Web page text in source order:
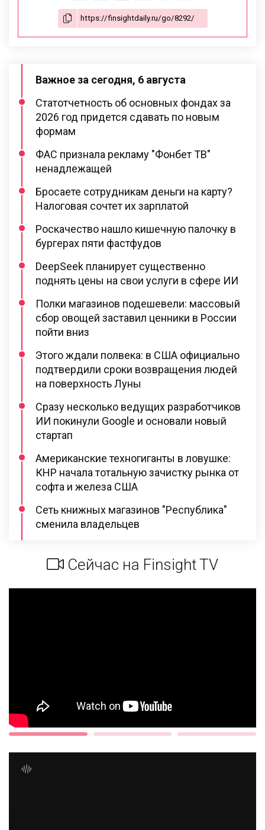
Важное за сегодня, 6 августа
Статотчетность об основных фондах за
2026 год придется сдавать по новым
формам
ФАС признала рекламу "Фонбет ТВ"
ненадлежащей
Бросаете сотрудникам деньги на карту?
Налоговая сочтет их зарплатой
Роскачество нашло кишечную палочку в
бургерах пяти фастфудов
DeepSeek планирует существенно
поднять цены на свои услуги в сфере ИИ
Полки магазинов подешевели: массовый
сбор овощей заставил ценники в России
пойти вниз
Этого ждали полвека: в США официально
подтвердили сроки возвращения людей
на поверхность Луны
Сразу несколько ведущих разработчиков
ИИ покинули Google и основали новый
стартап
Американские техногиганты в ловушке:
КНР начала тотальную зачистку рынка от
софта и железа США
Сеть книжных магазинов "Республика"
сменила владельцев
Сейчас на Finsight TV